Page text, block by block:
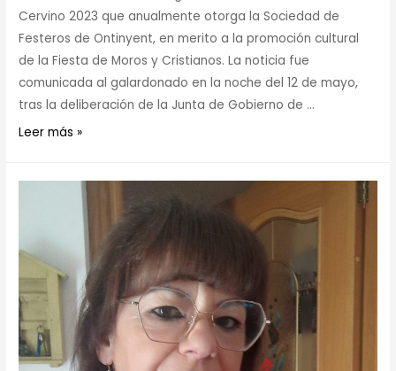
Cervino 2023 que anualmente otorga la Sociedad de
Festeros de Ontinyent, en merito a la promoción cultural
de la Fiesta de Moros y Cristianos. La noticia fue
comunicada al galardonado en la noche del 12 de mayo,
tras la deliberación de la Junta de Gobierno de …
Leer más »